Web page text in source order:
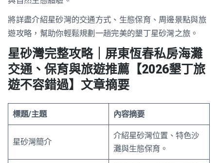
將詳盡介紹星砂灣的交通方式、生態保育、周邊景點與旅
遊攻略，幫助你輕鬆規劃一趟完美的墾丁星砂灣之旅。
星砂灣完整攻略｜屏東恆春私房海灘
交通、保育與旅遊推薦【2026墾丁旅
遊不容錯過】文章摘要
標題/主題 內容摘要
星砂灣簡介
介紹星砂灣位置、特色沙
灘與生態保育。